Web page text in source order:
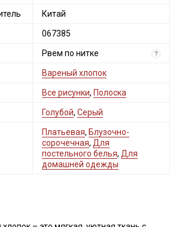
Китай
067385
Рвем по нитке ?
Вареный хлопок
Все рисунки, Полоска
Голубой, Серый
Платьевая, Блузочно-
сорочечная, Для
постельного белья, Для
домашней одежды